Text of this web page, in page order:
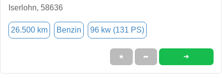
Iserlohn, 58636
26.500 km Benzin 96 kw (131 PS)
★ ➦ ➜